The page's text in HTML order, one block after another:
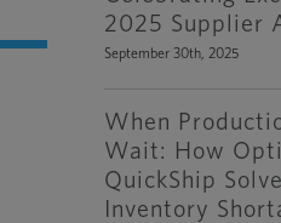
2025 Supplier
September 30th, 2025
When
Wait: How
QuickShip
Inventory